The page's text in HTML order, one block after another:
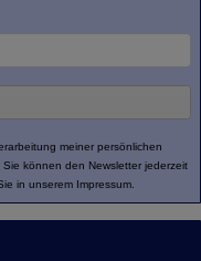
meiner persönlichen
können den Newsletter jederzeit
in unserem Impressum.